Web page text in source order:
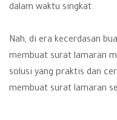
dalam waktu singkat.
Nah, di era kecerdasan
membuat surat lamaran
solusi yang praktis dan
membuat surat lamaran